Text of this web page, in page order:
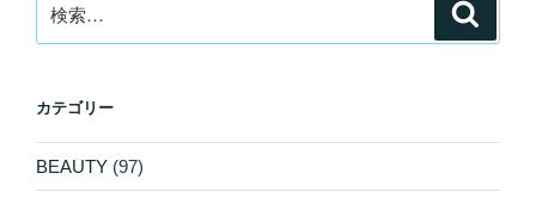
索:
カテゴリー
BEAUTY (97)